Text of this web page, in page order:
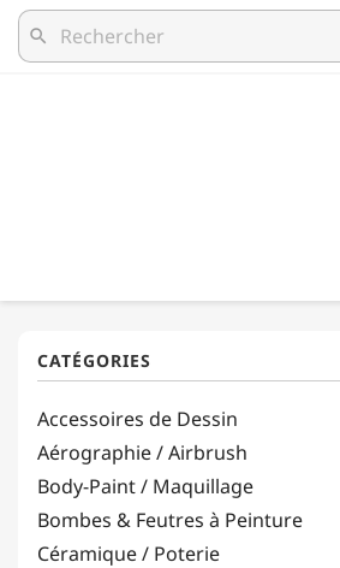
search
Accessoires de Dessin
Aérographie / Airbrush
Body-Paint / Maquillage
Bombes & Feutres à Peinture
Céramique / Poterie